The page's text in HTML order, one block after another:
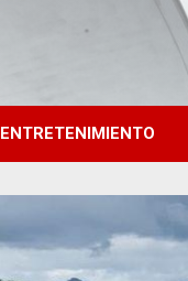
ENTRETENIMIENTO